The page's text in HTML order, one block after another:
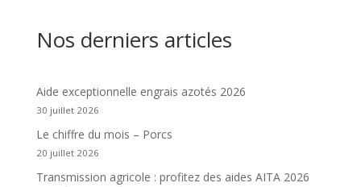
Nos derniers articles
Aide exceptionnelle engrais azotés 2026
30 juillet 2026
Le chiffre du mois – Porcs
20 juillet 2026
Transmission agricole : profitez des aides AITA 2026